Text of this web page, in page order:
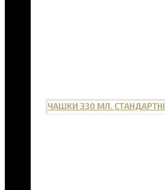
ЧАШКИ 330 МЛ. СТАНДАРТНІ